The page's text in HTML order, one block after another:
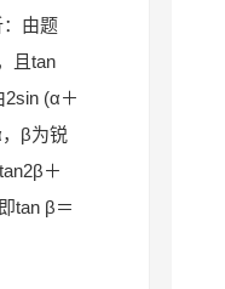
由题
且tan
(α＋
β为锐
＋
tan β＝